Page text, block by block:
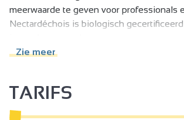
meerwaarde te geven voor professionals
Nectardéchois is biologisch
Nectardéchois begon als een vereniging
Nectardéchois biedt particulieren en
mogelijkheid om hun fruit vanaf 100 kg te
Zie meer
TARIFS